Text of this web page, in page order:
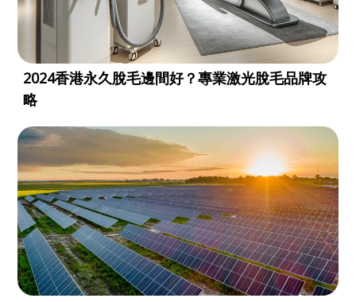
2024香港永久脫毛邊間好？專業激光脫毛品牌攻
略